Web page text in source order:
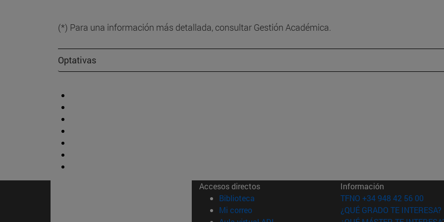
(*) Para una información más detallada, consultar Gestión Académica.
Optativas
Accesos directos
Biblioteca (abre en nueva ventana)
Mi correo(abre en nueva ventana)
Información
TFNO +34 948 42 56 00
¿QUÉ GRADO TE INTERESA?